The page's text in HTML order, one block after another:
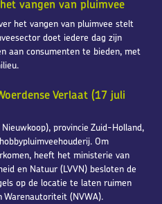
vangen van pluimvee
het vangen van pluimvee stelt
doet iedere dag zijn
aan consumenten te bieden, met
Verlaat (17 juli
provincie Zuid-Holland,
Om
heeft het ministerie van
en Natuur (LVVN) besloten de
op de locatie te laten ruimen
Warenautoriteit (NVWA).